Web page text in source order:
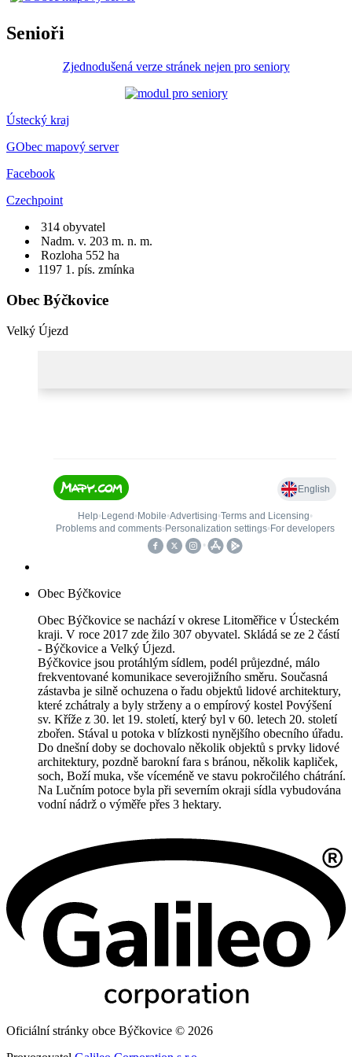
Senioři
Zjednodušená verze stránek nejen pro seniory
Ústecký kraj
GObec mapový server
Facebook
Czechpoint
314 obyvatel
Nadm. v. 203 m. n. m.
Rozloha 552 ha
1197 1. pís. zmínka
Obec Býčkovice
Velký Újezd
Obec Býčkovice
Obec Býčkovice se nachází v okrese Litoměřice v Ústeckém
kraji. V roce 2017 zde žilo 307 obyvatel. Skládá se ze 2 částí
- Býčkovice a Velký Újezd.
Býčkovice jsou protáhlým sídlem, podél průjezdné, málo
frekventované komunikace severojižního směru. Současná
zástavba je silně ochuzena o řadu objektů lidové architektury,
které zchátraly a byly strženy a o empírový kostel Povýšení
sv. Kříže z 30. let 19. století, který byl v 60. letech 20. století
zbořen. Stával u potoka v blízkosti nynějšího obecního úřadu.
Do dnešní doby se dochovalo několik objektů s prvky lidové
architektury, pozdně barokní fara s bránou, několik kapliček,
soch, Boží muka, vše víceméně ve stavu pokročilého chátrání.
Na Lučním potoce byla při severním okraji sídla vybudována
vodní nádrž o výměře přes 3 hektary.
Oficiální stránky obce Býčkovice © 2026